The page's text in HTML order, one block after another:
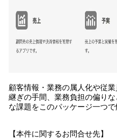
顧客情報・業務の属人化や従
継ぎの手間、業務負担の偏り
な課題をこのパッケージ一つで
【本件に関するお問合せ先】